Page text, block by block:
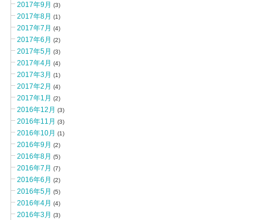
2017年9月 (3)
2017年8月 (1)
2017年7月 (4)
2017年6月 (2)
2017年5月 (3)
2017年4月 (4)
2017年3月 (1)
2017年2月 (4)
2017年1月 (2)
2016年12月 (3)
2016年11月 (3)
2016年10月 (1)
2016年9月 (2)
2016年8月 (5)
2016年7月 (7)
2016年6月 (2)
2016年5月 (5)
2016年4月 (4)
2016年3月 (3)